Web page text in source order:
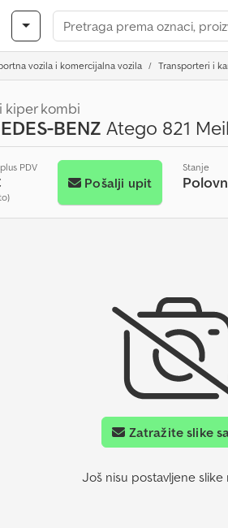
vozila i komercijalna vozila Transporteri i
kiper kombi
BENZ Atego 821
PDV
Pošalji upit
Stanje
Zatražite slike
Još nisu postavljene slike